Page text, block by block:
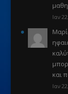
Ιαν
και
Ιαν